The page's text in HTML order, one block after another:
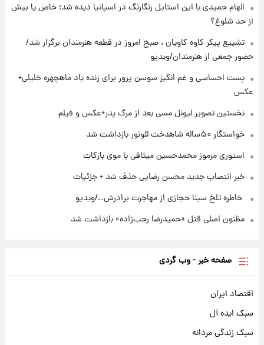
پدر+عکس و فیلم
۲۰ ساعت پیش
استوری مرموز محمدحسین میثاقی با موی
الهام حمیدی با این استایل رنگارنگ در اسپانیا دیده شد؛ خاص یا بیش
از حد شلوغ؟
تشییع پیکر کاوه کاویان ، صبح امروز در قطعه هنرمندان برگزار شد/
حضور جمعی از هنرمندان/ویدیو
پست احساسی و غم انگیز سوسن پرور برای زنده یاد ماهچهره خلیلی+
عکس
نخستین تصویر لیونل مسی بعد از مرگ پدر+عکس و فیلم
خواستگار ۵۰ساله شاهدخت لئونور بازداشت شد
استوری مرموز محمدحسین میثاقی با موی بازکات
خبر انتصاب جدید محسن رضایی حذف شد + جزئیات
⁨ خاطره تلخ سینا حجازی از مهاجرت برادرش../ویدیو
مظنون اصلی قتل «حمیدرضا رجب‌زاده» بازداشت شد
صفحه خبر - وب گردی
اقتصاد ایران
سبک ایده آل
سبک زندگی مردانه